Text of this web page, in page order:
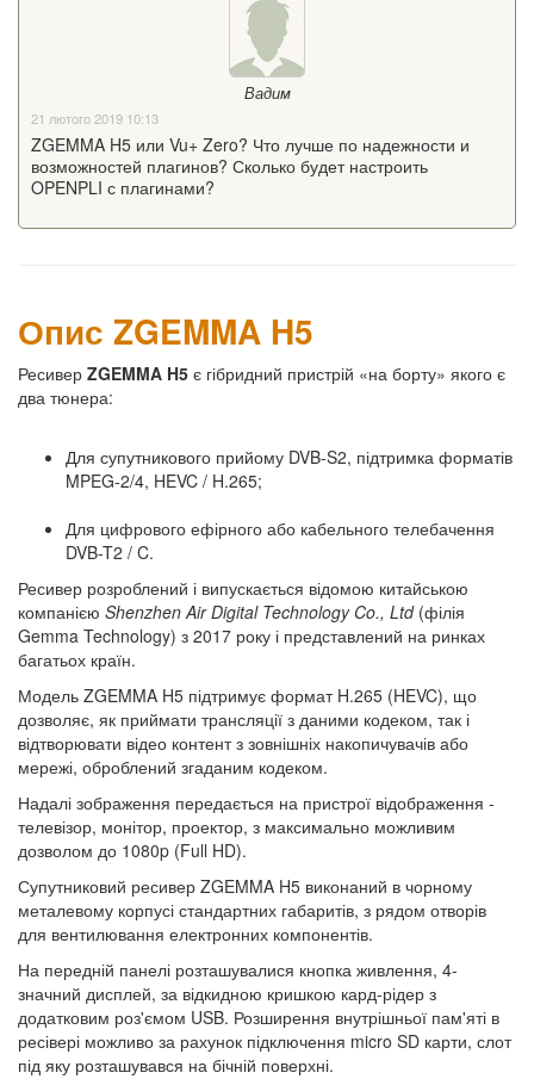
Вадим
21 лютого 2019 10:13
ZGEMMA H5 или Vu+ Zero? Что лучше по надежности и
возможностей плагинов? Сколько будет настроить
OPENPLI с плагинами?
Опис ZGEMMA H5
Ресивер ZGEMMA H5 є гібридний пристрій «на борту» якого є
два тюнера:
Для супутникового прийому DVB-S2, підтримка форматів
MPEG-2/4, HEVC / H.265;
Для цифрового ефірного або кабельного телебачення
DVB-T2 / C.
Ресивер розроблений і випускається відомою китайською
компанією Shenzhen Air Digital Technology Co., Ltd (філія
Gemma Technology) з 2017 року і представлений на ринках
багатьох країн.
Модель ZGEMMA H5 підтримує формат H.265 (HEVC), що
дозволяє, як приймати трансляції з даними кодеком, так і
відтворювати відео контент з зовнішніх накопичувачів або
мережі, оброблений згаданим кодеком.
Надалі зображення передається на пристрої відображення -
телевізор, монітор, проектор, з максимально можливим
дозволом до 1080p (Full HD).
Супутниковий ресивер ZGEMMA H5 виконаний в чорному
металевому корпусі стандартних габаритів, з рядом отворів
для вентилювання електронних компонентів.
На передній панелі розташувалися кнопка живлення, 4-
значний дисплей, за відкидною кришкою кард-рідер з
додатковим роз'ємом USB. Розширення внутрішньої пам'яті в
ресівері можливо за рахунок підключення micro SD карти, слот
під яку розташувався на бічній поверхні.